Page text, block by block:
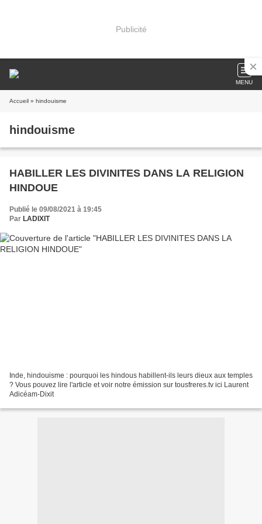
Publicité
MENU
Accueil » hindouisme
hindouisme
HABILLER LES DIVINITES DANS LA RELIGION
HINDOUE
Publié le 09/08/2021 à 19:45
Par LADIXIT
Inde, hindouisme : pourquoi les hindous habillent-ils leurs dieux aux temples
? Vous pouvez lire l'article et voir notre émission sur tousfreres.tv ici Laurent
Adicéam-Dixit